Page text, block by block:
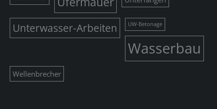
Unterwasser-Arbeiten UW-Betonage
Wasserbau
Wellenbrecher